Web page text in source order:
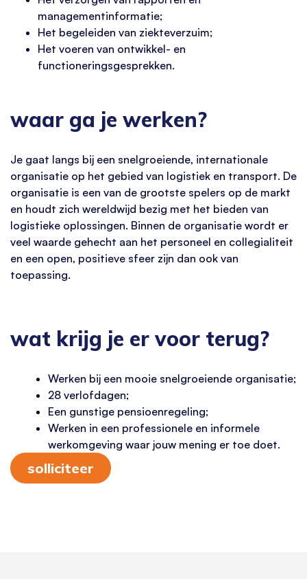
managementinformatie;
Het begeleiden van ziekteverzuim;
Het voeren van ontwikkel- en
functioneringsgesprekken.
waar ga je werken?
Je gaat langs bij een snelgroeiende, internationale
organisatie op het gebied van logistiek en transport. De
organisatie is een van de grootste spelers op de markt
en houdt zich wereldwijd bezig met het bieden van
logistieke oplossingen. Binnen de organisatie wordt er
veel waarde gehecht aan het personeel en collegialiteit
en een open, positieve sfeer zijn dan ook van
toepassing.
wat krijg je er voor terug?
Werken bij een mooie snelgroeiende organisatie;
28 verlofdagen;
Een gunstige pensioenregeling;
Werken in een professionele en informele
werkomgeving waar jouw mening er toe doet.
solliciteer